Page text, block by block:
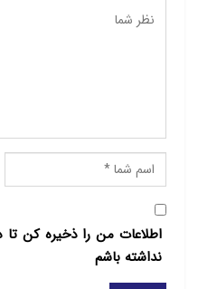
ملاقات کند.
بازداشت زندانیان
کرونا باید متوقف شود.
اطلاعات من را ذخیره کن تا
نداشته باشم